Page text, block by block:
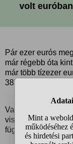
volt
Pár ezer eurós
már régebb óta
már több tízezer
385ről 365 alá esett.
Vagy nem
visszamehet
függvényében.